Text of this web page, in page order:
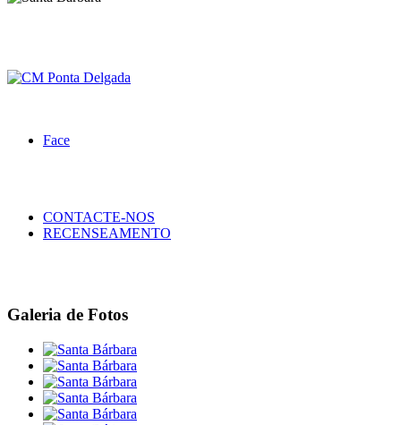
Face
CONTACTE-NOS
RECENSEAMENTO
Galeria de Fotos